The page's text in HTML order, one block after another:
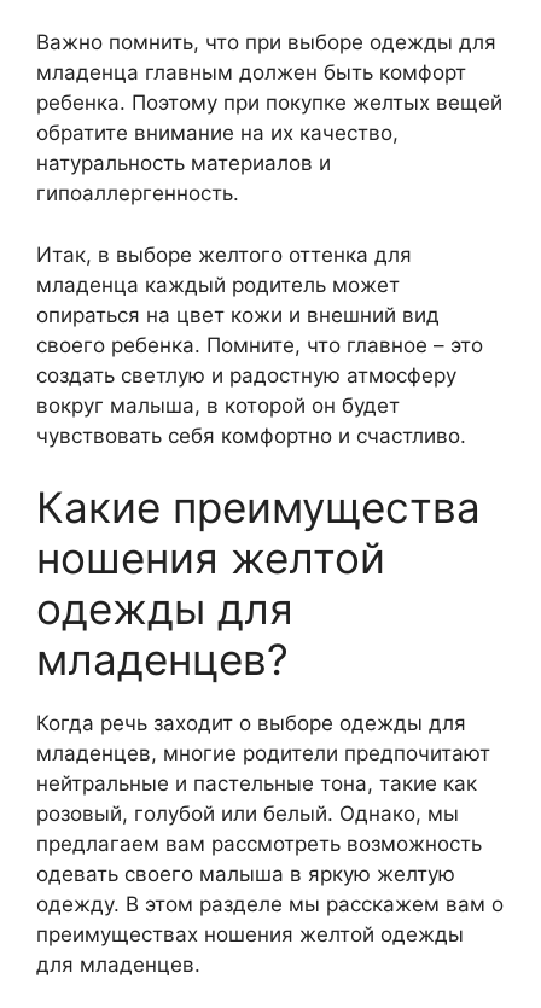
Важно помнить, что при выборе одежды для
младенца главным должен быть комфорт
ребенка. Поэтому при покупке желтых вещей
обратите внимание на их качество,
натуральность материалов и
гипоаллергенность.
Итак, в выборе желтого оттенка для
младенца каждый родитель может
опираться на цвет кожи и внешний вид
своего ребенка. Помните, что главное – это
создать светлую и радостную атмосферу
вокруг малыша, в которой он будет
чувствовать себя комфортно и счастливо.
Какие преимущества
ношения желтой
одежды для
младенцев?
Когда речь заходит о выборе одежды для
младенцев, многие родители предпочитают
нейтральные и пастельные тона, такие как
розовый, голубой или белый. Однако, мы
предлагаем вам рассмотреть возможность
одевать своего малыша в яркую желтую
одежду. В этом разделе мы расскажем вам о
преимуществах ношения желтой одежды
для младенцев.